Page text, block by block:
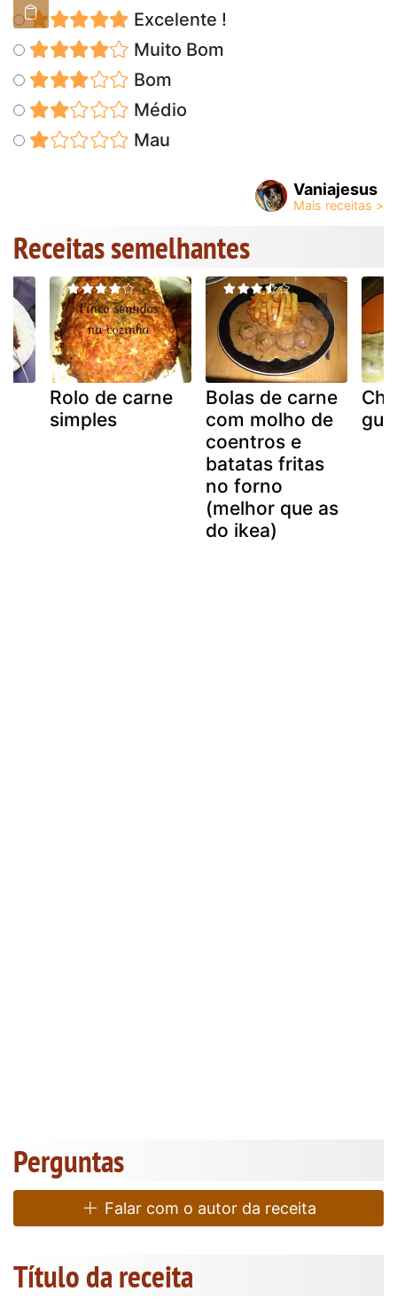
Excelente !
Muito Bom
Bom
Médio
Mau
Vaniajesus
Receitas semelhantes
Rolo de carne
simples
Bolas de carne
com molho de
coentros e
batatas fritas
no forno
(melhor que as
do ikea)
Perguntas
Falar com o autor da receita
Título da receita